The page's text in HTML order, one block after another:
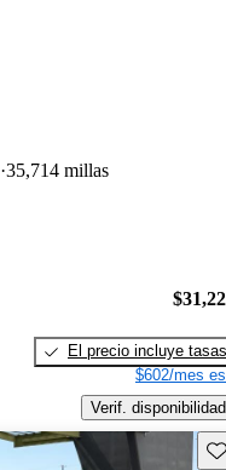
35,714 millas
El precio incluye tasas
$602/mes
Verif. disponibilidad